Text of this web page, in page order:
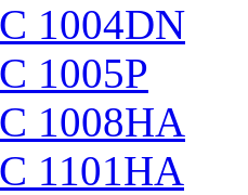
1004DN
1005P
1008HA
1101HA